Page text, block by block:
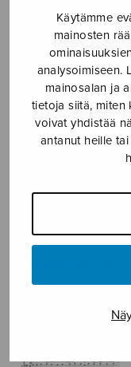
Käytämme
mainosten
analysoimiseen.
mainosalan ja
tietoja siitä, miten
voivat yhdistää
antanut heille
Yksi on Herra